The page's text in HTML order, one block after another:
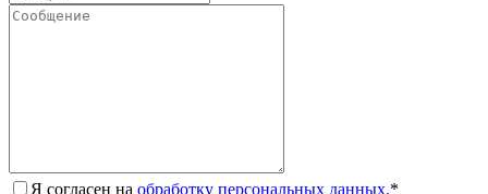
Я согласен на обработку персональных данных.*